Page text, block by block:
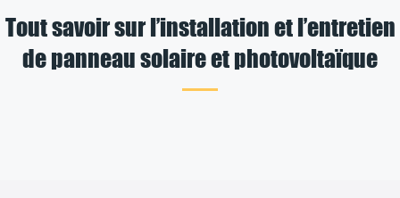
Tout savoir sur l’installation et l’entretien
de panneau solaire et photovoltaïque